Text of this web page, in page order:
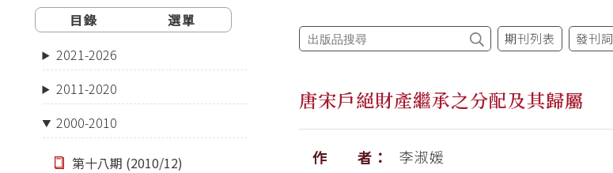
目錄
選單
2021-2026
2011-2020
2000-2010
第十八期 (2010/12)
期刊列表 發刊詞
唐宋戶絕財產繼承之分配及其歸屬
作 者：
李淑媛